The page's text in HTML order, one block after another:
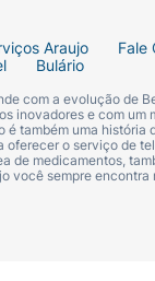
AO
e
reversíveis do
(DPOC),
Araujo
Fale
Bulário
com a evolução de
inovadores e com um
é também uma história
oferecer o serviço de
de medicamentos,
você sempre